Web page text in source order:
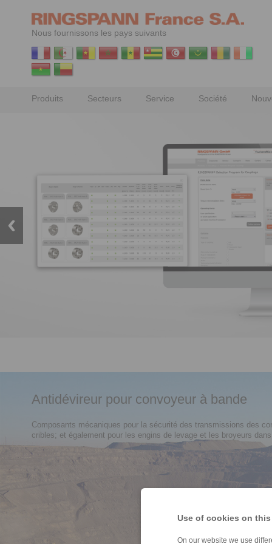
Use of cookies on
On our website we use
Nous fournissons les pays suivants
Produits Secteurs Service Société
Antidévireur pour convoyeur à bande
Composants mécaniques pour la sécurité des transmissions des
cribles; et également pour les engins de levage et les broyeurs